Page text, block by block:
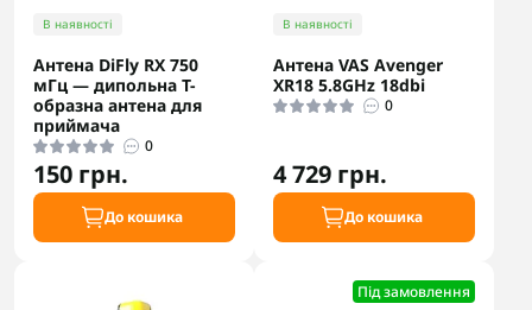
В наявності
Антена DiFly RX 750
мГц — дипольна T-
образна антена для
приймача
0
150 грн.
До кошика
В наявності
Антена VAS Avenger
XR18 5.8GHz 18dbi
0
4 729 грн.
До кошика
Під замовлення